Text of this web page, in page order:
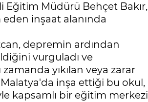
Eğitim Müdürü Behçet Bakır,
eden inşaat alanında
depremin ardından
vurguladı ve
yıkılan veya zarar
Malatya'da inşa ettiği bu okul,
kapsamlı bir eğitim merkezi